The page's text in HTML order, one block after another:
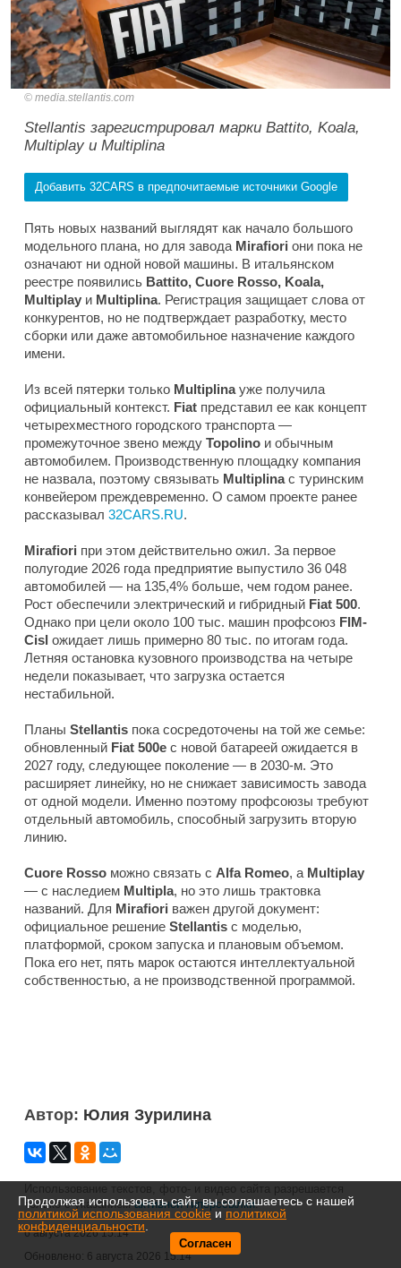
media.stellantis.com
Stellantis зарегистрировал марки Battito, Koala,
Multiplay и Multiplina
Добавить 32CARS в предпочитаемые источники Google
Пять новых названий выглядят как начало большого
модельного плана, но для завода Mirafiori они пока не
означают ни одной новой машины. В итальянском
реестре появились Battito, Cuore Rosso, Koala,
Multiplay и Multiplina. Регистрация защищает слова от
конкурентов, но не подтверждает разработку, место
сборки или даже автомобильное назначение каждого
имени.
Из всей пятерки только Multiplinaуже получила
официальный контекст. Fiat представил ее как концепт
четырехместного городского транспорта —
промежуточное звено между Topolino и обычным
автомобилем. Производственную площадку компания
не назвала, поэтому связывать Multiplinaс туринским
конвейером преждевременно. О самом проекте ранее
рассказывал 32CARS.RU.
Mirafiori при этом действительно ожил. За первое
полугодие 2026 года предприятие выпустило 36 048
автомобилей — на 135,4% больше, чем годом ранее.
Рост обеспечили электрический и гибридный Fiat 500.
Однако при цели около 100 тыс. машин профсоюз FIM-
Cisl ожидает лишь примерно 80 тыс. по итогам года.
Летняя остановка кузовного производства на четыре
недели показывает, что загрузка остается
нестабильной.
Планы Stellantis пока сосредоточены на той же семье:
обновленный Fiat 500e с новой батареей ожидается в
2027 году, следующее поколение — в 2030-м. Это
расширяет линейку, но не снижает зависимость завода
от одной модели. Именно поэтому профсоюзы требуют
отдельный автомобиль, способный загрузить вторую
линию.
Cuore Rosso можно связать с Alfa Romeo, а Multiplay
— с наследием Multipla, но это лишь трактовка
названий. Для Mirafiori важен другой документ:
официальное решение Stellantis с моделью,
платформой, сроком запуска и плановым объемом.
Пока его нет, пять марок остаются интеллектуальной
собственностью, а не производственной программой.
Автор: Юлия Зурилина
Использование текстов, фото- и видео сайта разрешается
только с указаниемактивной гиперссылки.
6 августа 2026 15:14
Обновлено: 6 августа 2026 15:14
Продолжая использовать сайт, вы соглашаетесь с нашей
политикой использования cookie и политикой
конфиденциальности
Согласен